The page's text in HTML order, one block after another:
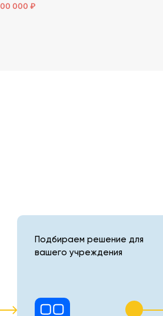
000 ₽
Подбираем решение для
вашего учреждения